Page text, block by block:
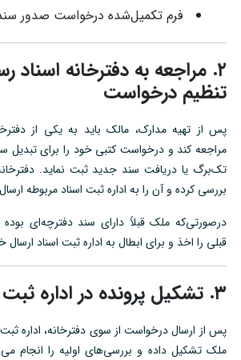
فرم تکمیل‌شده درخواست صدور
۲. مراجعه به دفترخانه اسناد
تنظیم درخواست
پس از تهیه مدارک، مالک باید به یکی از
مراجعه کند و درخواست کتبی خود را برای تبدیل
تک‌برگ یا دریافت سند جدید ثبت نماید.
بررسی کرده و آن را به اداره ثبت اسناد مربوطه
درصورتی‌که ملک قبلاً دارای سند دفترچه‌ای بوده
قبلی را اخذ و برای ابطال به اداره ثبت اسناد ارسال
۳. تشکیل پرونده در اداره ثبت اسناد
پس از ارسال درخواست از سوی دفترخانه، اداره ثبت
ملک تشکیل داده و بررسی‌های اولیه را انجام